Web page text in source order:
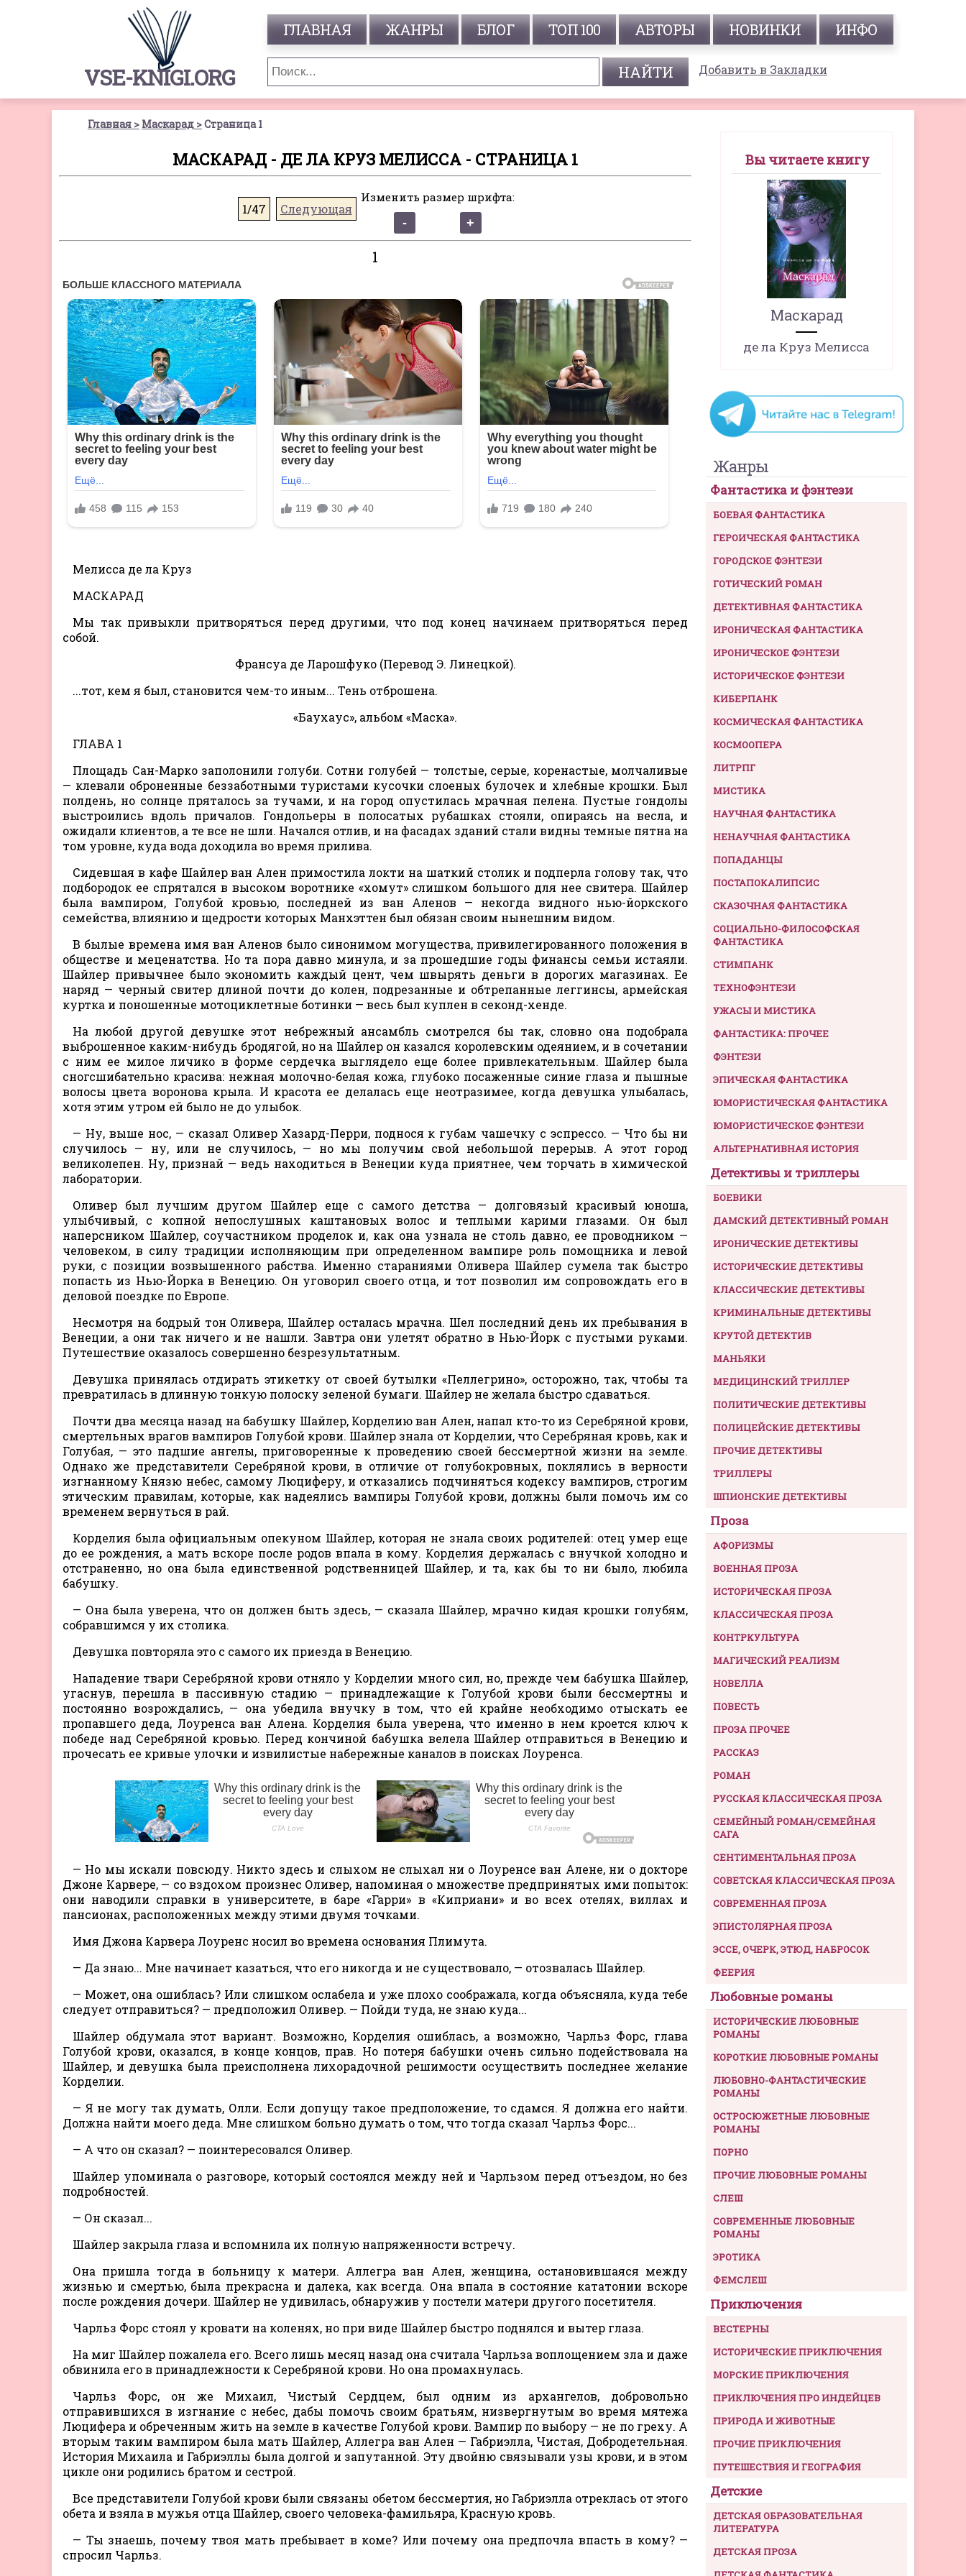
VSE-KNIGI.ORG
ГЛАВНАЯ ЖАНРЫ БЛОГ ТОП 100 АВТОРЫ НОВИНКИ ИНФО
Добавить в Закладки
Главная Маскарад Страница 1
МАСКАРАД - ДЕ ЛА КРУЗ МЕЛИССА - СТРАНИЦА 1
1/47 Следующая
Изменить размер шрифта:
1
Мелисса де ла Круз
МАСКАРАД
Мы так привыкли притворяться перед другими, что под конец начинаем притворяться перед
собой.
Франсуа де Ларошфуко (Перевод Э. Линецкой).
...тот, кем я был, становится чем-то иным... Тень отброшена.
«Баухаус», альбом «Маска».
ГЛАВА 1
Площадь Сан-Марко заполонили голуби. Сотни голубей — толстые, серые, коренастые, молчаливые
— клевали оброненные беззаботными туристами кусочки слоеных булочек и хлебные крошки. Был
полдень, но солнце пряталось за тучами, и на город опустилась мрачная пелена. Пустые гондолы
выстроились вдоль причалов. Гондольеры в полосатых рубашках стояли, опираясь на весла, и
ожидали клиентов, а те все не шли. Начался отлив, и на фасадах зданий стали видны темные пятна на
том уровне, куда вода доходила во время прилива.
Сидевшая в кафе Шайлер ван Ален примостила локти на шаткий столик и подперла голову так, что
подбородок ее спрятался в высоком воротнике «хомут» слишком большого для нее свитера. Шайлер
была вампиром, Голубой кровью, последней из ван Аленов — некогда видного нью-йоркского
семейства, влиянию и щедрости которых Манхэттен был обязан своим нынешним видом.
В былые времена имя ван Аленов было синонимом могущества, привилегированного положения в
обществе и меценатства. Но та пора давно минула, и за прошедшие годы финансы семьи истаяли.
Шайлер привычнее было экономить каждый цент, чем швырять деньги в дорогих магазинах. Ее
наряд — черный свитер длиной почти до колен, подрезанные и обтрепанные леггинсы, армейская
куртка и поношенные мотоциклетные ботинки — весь был куплен в секонд-хенде.
На любой другой девушке этот небрежный ансамбль смотрелся бы так, словно она подобрала
выброшенное каким-нибудь бродягой, но на Шайлер он казался королевским одеянием, и в сочетании
с ним ее милое личико в форме сердечка выглядело еще более привлекательным. Шайлер была
сногсшибательно красива: нежная молочно-белая кожа, глубоко посаженные синие глаза и пышные
волосы цвета воронова крыла. И красота ее делалась еще неотразимее, когда девушка улыбалась,
хотя этим утром ей было не до улыбок.
— Ну, выше нос, — сказал Оливер Хазард-Перри, поднося к губам чашечку с эспрессо. — Что бы ни
случилось — ну, или не случилось, — но мы получим свой небольшой перерыв. А этот город
великолепен. Ну, признай — ведь находиться в Венеции куда приятнее, чем торчать в химической
лаборатории.
Оливер был лучшим другом Шайлер еще с самого детства — долговязый красивый юноша,
улыбчивый, с копной непослушных каштановых волос и теплыми карими глазами. Он был
наперсником Шайлер, соучастником проделок и, как она узнала не столь давно, ее проводником —
человеком, в силу традиции исполняющим при определенном вампире роль помощника и левой
руки, с позиции возвышенного рабства. Именно стараниями Оливера Шайлер сумела так быстро
попасть из Нью-Йорка в Венецию. Он уговорил своего отца, и тот позволил им сопровождать его в
деловой поездке по Европе.
Несмотря на бодрый тон Оливера, Шайлер осталась мрачна. Шел последний день их пребывания в
Венеции, а они так ничего и не нашли. Завтра они улетят обратно в Нью-Йорк с пустыми руками.
Путешествие оказалось совершенно безрезультатным.
Девушка принялась отдирать этикетку от своей бутылки «Пеллегрино», осторожно, так, чтобы та
превратилась в длинную тонкую полоску зеленой бумаги. Шайлер не желала быстро сдаваться.
Почти два месяца назад на бабушку Шайлер, Корделию ван Ален, напал кто-то из Серебряной крови,
смертельных врагов вампиров Голубой крови. Шайлер знала от Корделии, что Серебряная кровь, как и
Голубая, — это падшие ангелы, приговоренные к проведению своей бессмертной жизни на земле.
Однако же представители Серебряной крови, в отличие от голубокровных, поклялись в верности
изгнанному Князю небес, самому Люциферу, и отказались подчиняться кодексу вампиров, строгим
этическим правилам, которые, как надеялись вампиры Голубой крови, должны были помочь им со
временем вернуться в рай.
Корделия была официальным опекуном Шайлер, которая не знала своих родителей: отец умер еще
до ее рождения, а мать вскоре после родов впала в кому. Корделия держалась с внучкой холодно и
отстраненно, но она была единственной родственницей Шайлер, и та, как бы то ни было, любила
бабушку.
— Она была уверена, что он должен быть здесь, — сказала Шайлер, мрачно кидая крошки голубям,
собравшимся у их столика.
Девушка повторяла это с самого их приезда в Венецию.
Нападение твари Серебряной крови отняло у Корделии много сил, но, прежде чем бабушка Шайлер,
угаснув, перешла в пассивную стадию — принадлежащие к Голубой крови были бессмертны и
постоянно возрождались, — она убедила внучку в том, что ей крайне необходимо отыскать ее
пропавшего деда, Лоуренса ван Алена. Корделия была уверена, что именно в нем кроется ключ к
победе над Серебряной кровью. Перед кончиной бабушка велела Шайлер отправиться в Венецию и
прочесать ее кривые улочки и извилистые набережные каналов в поисках Лоуренса.
— Но мы искали повсюду. Никто здесь и слыхом не слыхал ни о Лоуренсе ван Алене, ни о докторе
Джоне Карвере, — со вздохом произнес Оливер, напоминая о множестве предпринятых ими попыток:
они наводили справки в университете, в баре «Гарри» в «Киприани» и во всех отелях, виллах и
пансионах, расположенных между этими двумя точками.
Имя Джона Карвера Лоуренс носил во времена основания Плимута.
— Да знаю... Мне начинает казаться, что его никогда и не существовало, — отозвалась Шайлер.
— Может, она ошиблась? Или слишком ослабела и уже плохо соображала, когда объясняла, куда тебе
следует отправиться? — предположил Оливер. — Пойди туда, не знаю куда...
Шайлер обдумала этот вариант. Возможно, Корделия ошиблась, а возможно, Чарльз Форс, глава
Голубой крови, оказался, в конце концов, прав. Но потеря бабушки очень сильно подействовала на
Шайлер, и девушка была преисполнена лихорадочной решимости осуществить последнее желание
Корделии.
— Я не могу так думать, Олли. Если допущу такое предположение, то сдамся. Я должна его найти.
Должна найти моего деда. Мне слишком больно думать о том, что тогда сказал Чарльз Форс...
— А что он сказал? — поинтересовался Оливер.
Шайлер упоминала о разговоре, который состоялся между ней и Чарльзом перед отъездом, но без
подробностей.
— Он сказал...
Шайлер закрыла глаза и вспомнила их полную напряженности встречу.
Она пришла тогда в больницу к матери. Аллегра ван Ален, женщина, остановившаяся между
жизнью и смертью, была прекрасна и далека, как всегда. Она впала в состояние кататонии вскоре
после рождения дочери. Шайлер не удивилась, обнаружив у постели матери другого посетителя.
Чарльз Форс стоял у кровати на коленях, но при виде Шайлер быстро поднялся и вытер глаза.
На миг Шайлер пожалела его. Всего лишь месяц назад она считала Чарльза воплощением зла и даже
обвинила его в принадлежности к Серебряной крови. Но она промахнулась.
Чарльз Форс, он же Михаил, Чистый Сердцем, был одним из архангелов, добровольно
отправившихся в изгнание с небес, дабы помочь своим братьям, низвергнутым во время мятежа
Люцифера и обреченным жить на земле в качестве Голубой крови. Вампир по выбору — не по греху. А
вторым таким вампиром была мать Шайлер, Аллегра ван Ален — Габриэлла, Чистая, Добродетельная.
История Михаила и Габриэллы была долгой и запутанной. Эту двойню связывали узы крови, и в этом
цикле они родились братом и сестрой.
Все представители Голубой крови были связаны обетом бессмертия, но Габриэлла отреклась от этого
обета и взяла в мужья отца Шайлер, своего человека-фамильяра, Красную кровь.
— Ты знаешь, почему твоя мать пребывает в коме? Или почему она предпочла впасть в кому? —
спросил Чарльз.
Вы читаете книгу
Маскарад
де ла Круз Мелисса
Жанры
Фантастика и фэнтези
БОЕВАЯ ФАНТАСТИКА
ГЕРОИЧЕСКАЯ ФАНТАСТИКА
ГОРОДСКОЕ ФЭНТЕЗИ
ГОТИЧЕСКИЙ РОМАН
ДЕТЕКТИВНАЯ ФАНТАСТИКА
ИРОНИЧЕСКАЯ ФАНТАСТИКА
ИРОНИЧЕСКОЕ ФЭНТЕЗИ
ИСТОРИЧЕСКОЕ ФЭНТЕЗИ
КИБЕРПАНК
КОСМИЧЕСКАЯ ФАНТАСТИКА
КОСМООПЕРА
ЛИТРПГ
МИСТИКА
НАУЧНАЯ ФАНТАСТИКА
НЕНАУЧНАЯ ФАНТАСТИКА
ПОПАДАНЦЫ
ПОСТАПОКАЛИПСИС
СКАЗОЧНАЯ ФАНТАСТИКА
СОЦИАЛЬНО-ФИЛОСОФСКАЯ
ФАНТАСТИКА
СТИМПАНК
ТЕХНОФЭНТЕЗИ
УЖАСЫ И МИСТИКА
ФАНТАСТИКА: ПРОЧЕЕ
ФЭНТЕЗИ
ЭПИЧЕСКАЯ ФАНТАСТИКА
ЮМОРИСТИЧЕСКАЯ ФАНТАСТИКА
ЮМОРИСТИЧЕСКОЕ ФЭНТЕЗИ
АЛЬТЕРНАТИВНАЯ ИСТОРИЯ
Детективы и триллеры
БОЕВИКИ
ДАМСКИЙ ДЕТЕКТИВНЫЙ РОМАН
ИРОНИЧЕСКИЕ ДЕТЕКТИВЫ
ИСТОРИЧЕСКИЕ ДЕТЕКТИВЫ
КЛАССИЧЕСКИЕ ДЕТЕКТИВЫ
КРИМИНАЛЬНЫЕ ДЕТЕКТИВЫ
КРУТОЙ ДЕТЕКТИВ
МАНЬЯКИ
МЕДИЦИНСКИЙ ТРИЛЛЕР
ПОЛИТИЧЕСКИЕ ДЕТЕКТИВЫ
ПОЛИЦЕЙСКИЕ ДЕТЕКТИВЫ
ПРОЧИЕ ДЕТЕКТИВЫ
ТРИЛЛЕРЫ
ШПИОНСКИЕ ДЕТЕКТИВЫ
Проза
АФОРИЗМЫ
ВОЕННАЯ ПРОЗА
ИСТОРИЧЕСКАЯ ПРОЗА
КЛАССИЧЕСКАЯ ПРОЗА
КОНТРКУЛЬТУРА
МАГИЧЕСКИЙ РЕАЛИЗМ
НОВЕЛЛА
ПОВЕСТЬ
ПРОЗА ПРОЧЕЕ
РАССКАЗ
РОМАН
РУССКАЯ КЛАССИЧЕСКАЯ ПРОЗА
СЕМЕЙНЫЙ РОМАН/СЕМЕЙНАЯ
САГА
СЕНТИМЕНТАЛЬНАЯ ПРОЗА
СОВЕТСКАЯ КЛАССИЧЕСКАЯ ПРОЗА
СОВРЕМЕННАЯ ПРОЗА
ЭПИСТОЛЯРНАЯ ПРОЗА
ЭССЕ, ОЧЕРК, ЭТЮД, НАБРОСОК
ФЕЕРИЯ
Любовные романы
ИСТОРИЧЕСКИЕ ЛЮБОВНЫЕ
РОМАНЫ
КОРОТКИЕ ЛЮБОВНЫЕ РОМАНЫ
ЛЮБОВНО-ФАНТАСТИЧЕСКИЕ
РОМАНЫ
ОСТРОСЮЖЕТНЫЕ ЛЮБОВНЫЕ
РОМАНЫ
ПОРНО
ПРОЧИЕ ЛЮБОВНЫЕ РОМАНЫ
СЛЕШ
СОВРЕМЕННЫЕ ЛЮБОВНЫЕ
РОМАНЫ
ЭРОТИКА
ФЕМСЛЕШ
Приключения
ВЕСТЕРНЫ
ИСТОРИЧЕСКИЕ ПРИКЛЮЧЕНИЯ
МОРСКИЕ ПРИКЛЮЧЕНИЯ
ПРИКЛЮЧЕНИЯ ПРО ИНДЕЙЦЕВ
ПРИРОДА И ЖИВОТНЫЕ
ПРОЧИЕ ПРИКЛЮЧЕНИЯ
ПУТЕШЕСТВИЯ И ГЕОГРАФИЯ
Детские
ДЕТСКАЯ ОБРАЗОВАТЕЛЬНАЯ
ЛИТЕРАТУРА
ДЕТСКАЯ ПРОЗА